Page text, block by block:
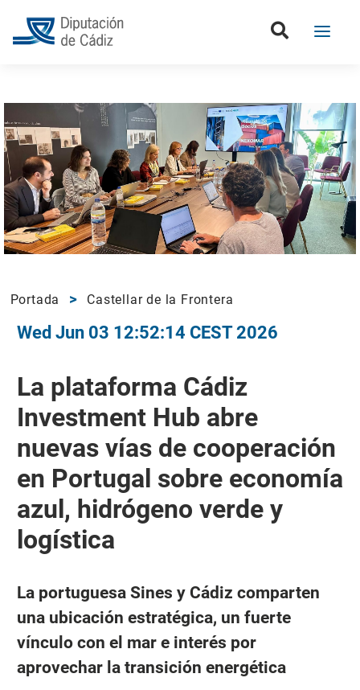
Portada Castellar de la Frontera
Wed Jun 03 12:52:14 CEST 2026
La plataforma Cádiz
Investment Hub abre
nuevas vías de cooperación
en Portugal sobre economía
azul, hidrógeno verde y
logística
La portuguesa Sines y Cádiz comparten
una ubicación estratégica, un fuerte
vínculo con el mar e interés por
aprovechar la transición energética